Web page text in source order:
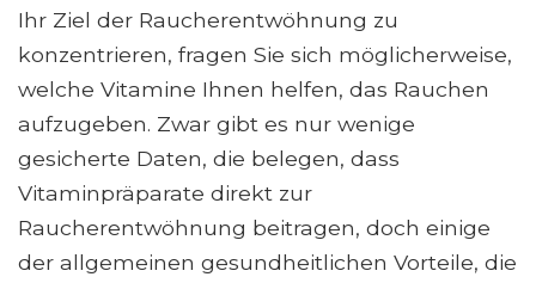
Ihr Ziel der Raucherentwöhnung zu
konzentrieren, fragen Sie sich möglicherweise,
welche Vitamine Ihnen helfen, das Rauchen
aufzugeben. Zwar gibt es nur wenige
gesicherte Daten, die belegen, dass
Vitaminpräparate direkt zur
Raucherentwöhnung beitragen, doch einige
der allgemeinen gesundheitlichen Vorteile, die